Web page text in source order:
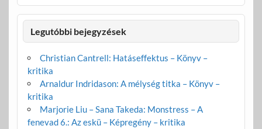
Legutóbbi bejegyzések
Christian Cantrell: Hatáseffektus – Könyv –
kritika
Arnaldur Indridason: A mélység titka – Könyv –
kritika
Marjorie Liu – Sana Takeda: Monstress – A
fenevad 6.: Az eskü – Képregény – kritika